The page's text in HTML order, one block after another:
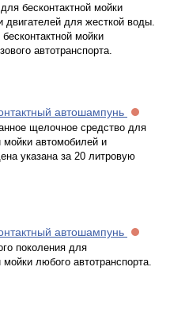
бесконтактной мойки
двигателей для жесткой воды.
мойки
автотранспорта.
автошампунь
щелочное средство для
мойки автомобилей и
указана за 20 литровую
автошампунь
поколения для
мойки любого автотранспорта.